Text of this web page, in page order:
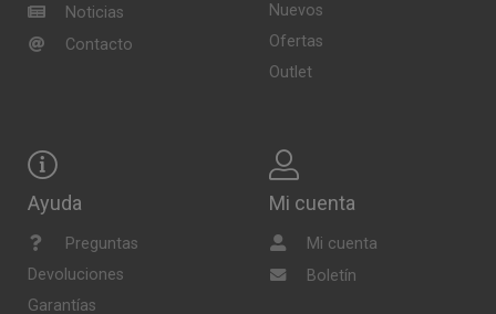
Noticias
Contacto
Nuevos
Ofertas
Outlet
Ayuda
Preguntas
Devoluciones
Garantías
Mi cuenta
Mi cuenta
Boletín